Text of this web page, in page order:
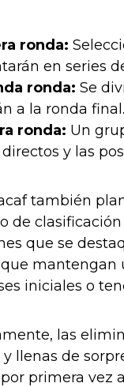
ronda:
en series
ronda: Se
a la ronda final.
ronda: Un
y las
también
de
que se
mantengan
iniciales o
las
llenas de
primera vez